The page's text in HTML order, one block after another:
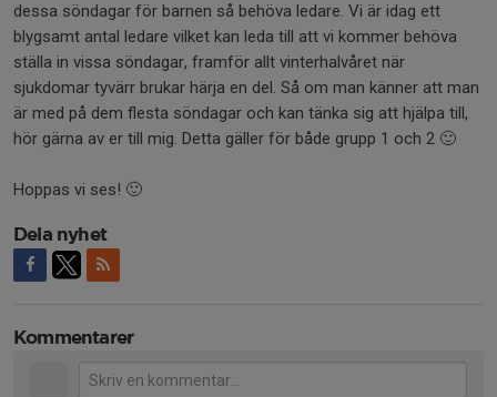
dessa söndagar för barnen så behöva ledare. Vi är idag ett
blygsamt antal ledare vilket kan leda till att vi kommer behöva
ställa in vissa söndagar, framför allt vinterhalvåret när
sjukdomar tyvärr brukar härja en del. Så om man känner att man
är med på dem flesta söndagar och kan tänka sig att hjälpa till,
hör gärna av er till mig. Detta gäller för både grupp 1 och 2 🙂
Hoppas vi ses! 🙂
Dela nyhet
Kommentarer